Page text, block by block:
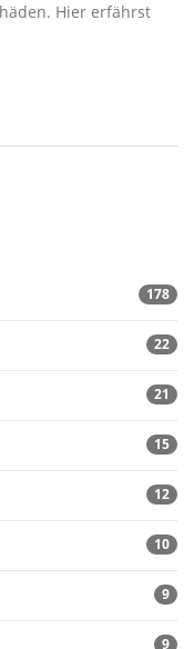
Hier erfährst
178
22
21
15
12
10
9
9